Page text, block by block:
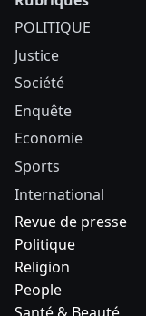
POLITIQUE
Justice
Société
Enquête
Economie
Sports
International
Revue de presse
Politique
Religion
People